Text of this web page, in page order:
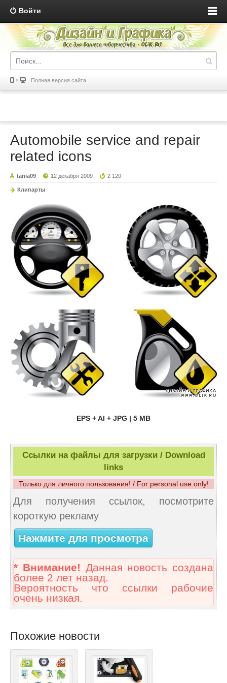
Войти
Полная версия сайта
Automobile service and repair
related icons
tania09 12 декабря 2009 2 120
Клипарты
EPS + AI + JPG | 5 MB
Ссылки на файлы для загрузки / Download
links
Только для личного пользования! / For personal use only!
Для получения ссылок, посмотрите
короткую рекламу
Нажмите для просмотра
* Внимание! Данная новость создана
более 2 лет назад.
Вероятность что ссылки рабочие
очень низкая.
Похожие новости